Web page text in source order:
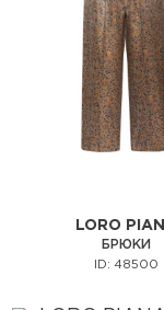
LORO
БРЮКИ
ID: 48500